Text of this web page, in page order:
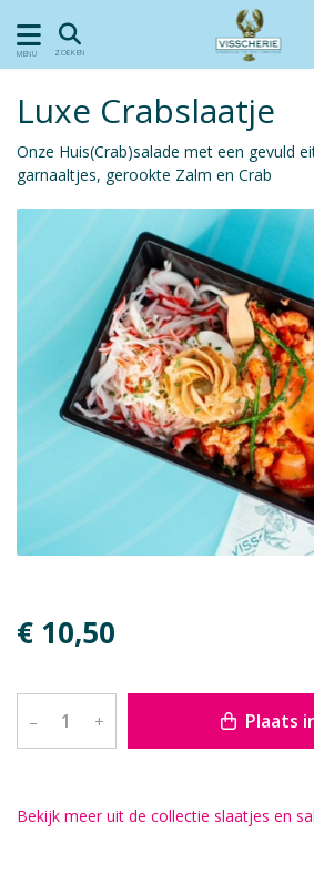
MENU ZOEKEN
Luxe Crabslaatje
Onze Huis(Crab)salade met een gevuld
garnaaltjes, gerookte Zalm en Crab
€ 10,50
– + Plaats
Bekijk meer uit de collectie slaatjes en